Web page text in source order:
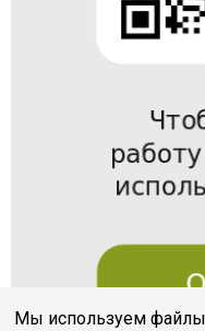
Мы используем файлы